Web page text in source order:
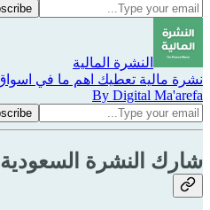
النشرة المالية
نشرة مالية تعطيك اهم ما في اسواق
By Digital Ma'arefa
شارك النشرة